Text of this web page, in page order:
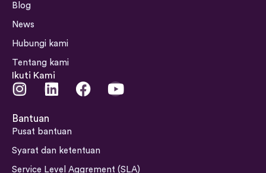
Blog
News
Hubungi kami
Tentang kami
Ikuti Kami
I
s
t
a
L
k
e
F
b
Y
b
Bantuan
Pusat bantuan
Syarat dan ketentuan
Service Level Aggrement (SLA)